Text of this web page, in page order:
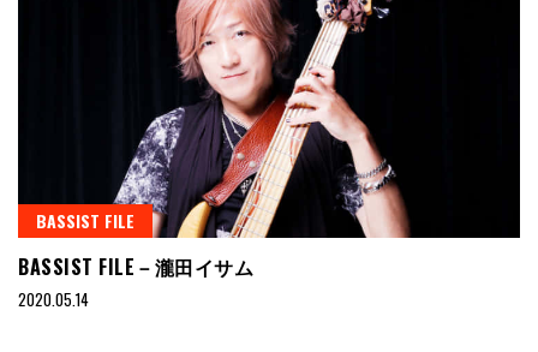
BASSIST FILE
BASSIST FILE－瀧田イサム
2020.05.14